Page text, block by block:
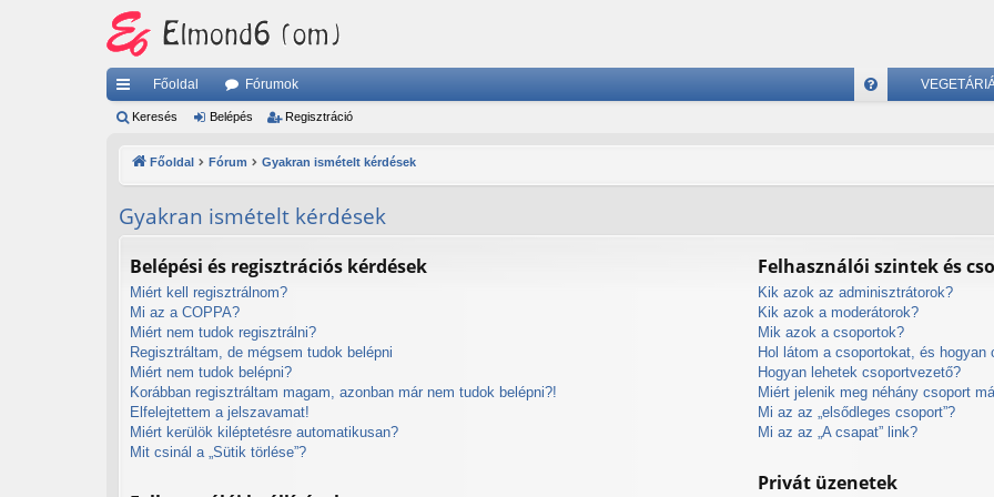
yo
lin
ke
Főoldal Fórumok
K
Keresés Belépés Regisztráció
Főoldal Fórum Gyakran ismételt kérdések
Gyakran ismételt kérdések
Belépési és regisztrációs kérdések
Miért kell regisztrálnom?
Mi az a COPPA?
Miért nem tudok regisztrálni?
Regisztráltam, de mégsem tudok belépni
Miért nem tudok belépni?
Korábban regisztráltam magam, azonban már nem tudok belépni?!
Elfelejtettem a jelszavamat!
Miért kerülök kiléptetésre automatikusan?
Mit csinál a „Sütik törlése”?
Felhasználói szintek és
Kik azok az adminisztrátorok?
Kik azok a moderátorok?
Mik azok a csoportok?
Hol látom a csoportokat, és
Hogyan lehetek csoportvezető?
Miért jelenik meg néhány csoport
Mi az az „elsődleges csoport”?
Mi az az „A csapat” link?
Privát üzenetek